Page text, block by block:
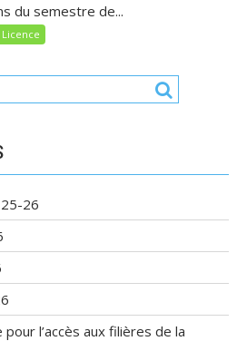
du semestre de...
Licence
26
l’accès aux filières de la